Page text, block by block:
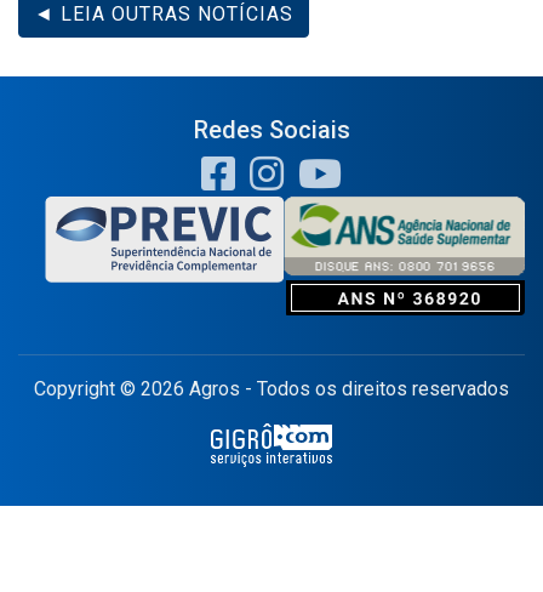
◄ LEIA OUTRAS NOTÍCIAS
Redes Sociais
Copyright © 2026 Agros - Todos os direitos reservados